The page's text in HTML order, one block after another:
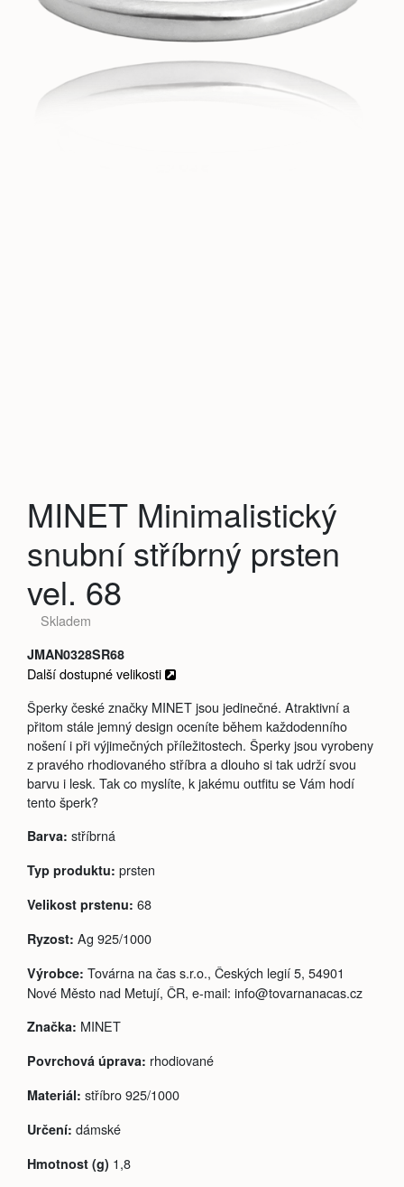
MINET Minimalistický
snubní stříbrný prsten
vel. 68
Skladem
JMAN0328SR68
Další dostupné velikosti
Šperky české značky MINET jsou jedinečné. Atraktivní a
přitom stále jemný design oceníte během každodenního
nošení i při výjimečných příležitostech. Šperky jsou vyrobeny
z pravého rhodiovaného stříbra a dlouho si tak udrží svou
barvu i lesk. Tak co myslíte, k jakému outfitu se Vám hodí
tento šperk?
Barva: stříbrná
Typ produktu: prsten
Velikost prstenu: 68
Ryzost: Ag 925/1000
Výrobce: Továrna na čas s.r.o., Českých legií 5, 54901
Nové Město nad Metují, ČR, e-mail: info@tovarnanacas.cz
Značka: MINET
Povrchová úprava: rhodiované
Materiál: stříbro 925/1000
Určení: dámské
Hmotnost (g) 1,8